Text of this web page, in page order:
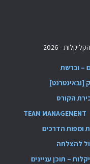
- 2026
TEAM MANAGEMENT
ומפות הדרכים
להצלחה
– תוכן עניינים